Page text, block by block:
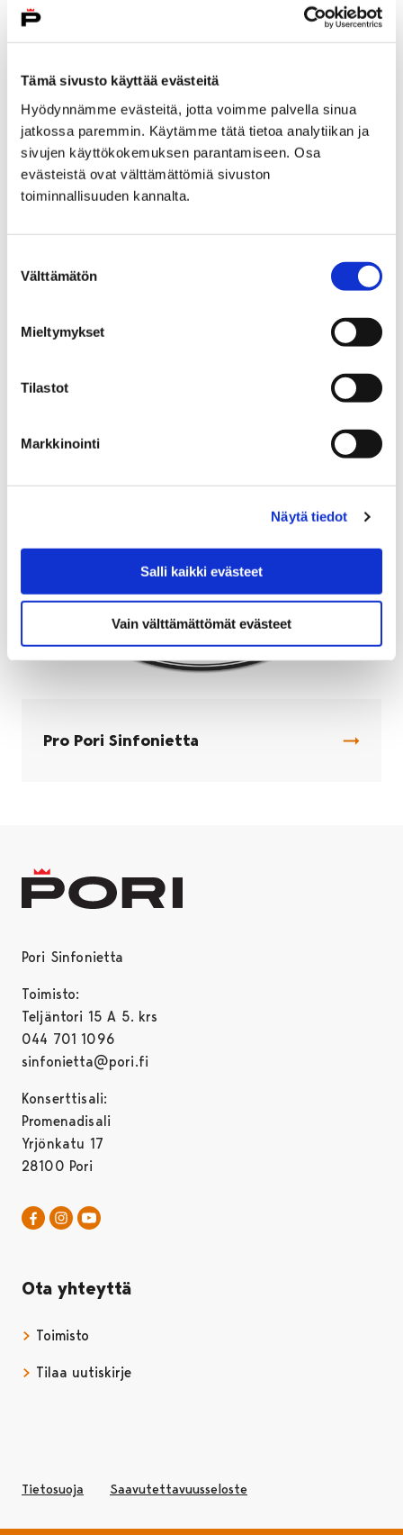
Tämä sivusto käyttää evästeitä
Hyödynnämme evästeitä, jotta voimme palvella sinua
jatkossa paremmin. Käytämme tätä tietoa analytiikan ja
sivujen käyttökokemuksen parantamiseen. Osa
evästeistä ovat välttämättömiä sivuston
toiminnallisuuden kannalta.
valinta
Välttämätön
Mieltymykset
Tilastot
Markkinointi
Näytä tiedot
Salli kaikki evästeet
Vain välttämättömät evästeet
Soita ja tilaa – me soitamme
Pro Pori Sinfonietta
Pori Sinfonietta
Toimisto:
Teljäntori 15 A 5. krs
044 701 1096
sinfonietta@pori.fi
Konserttisali:
Promenadisali
Yrjönkatu 17
28100 Pori
Pori Sinfonietta Facebookissa
Avautuu uudessa välilehdessä
Pori Sinfonietta Instagrammissa
Avautuu uudessa välilehdessä
Ota yhteyttä
Toimisto
Tilaa uutiskirjeAvautuu uudessa välilehdessä
Tietosuoja Saavutettavuusseloste